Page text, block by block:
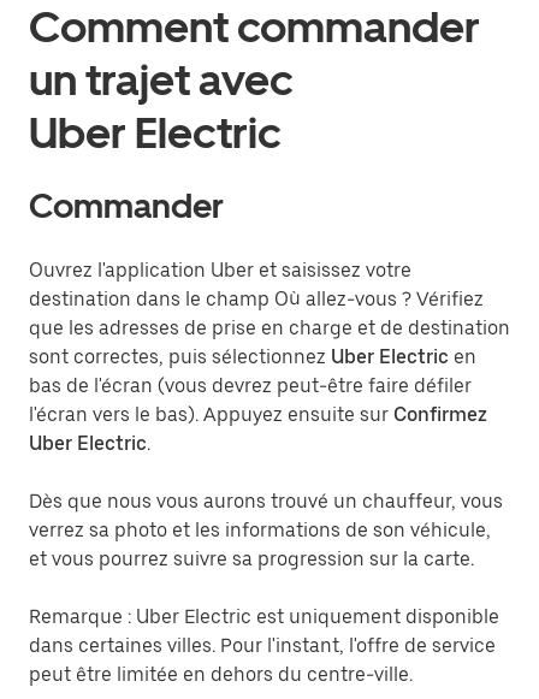
Comment commander
un trajet avec
Uber Electric
Commander
Ouvrez l'application Uber et saisissez votre
destination dans le champ Où allez-vous ? Vérifiez
que les adresses de prise en charge et de destination
sont correctes, puis sélectionnez Uber Electric en
bas de l'écran (vous devrez peut-être faire défiler
l'écran vers le bas). Appuyez ensuite sur Confirmez
Uber Electric.
Dès que nous vous aurons trouvé un chauffeur, vous
verrez sa photo et les informations de son véhicule,
et vous pourrez suivre sa progression sur la carte.
Remarque : Uber Electric est uniquement disponible
dans certaines villes. Pour l'instant, l'offre de service
peut être limitée en dehors du centre-ville.